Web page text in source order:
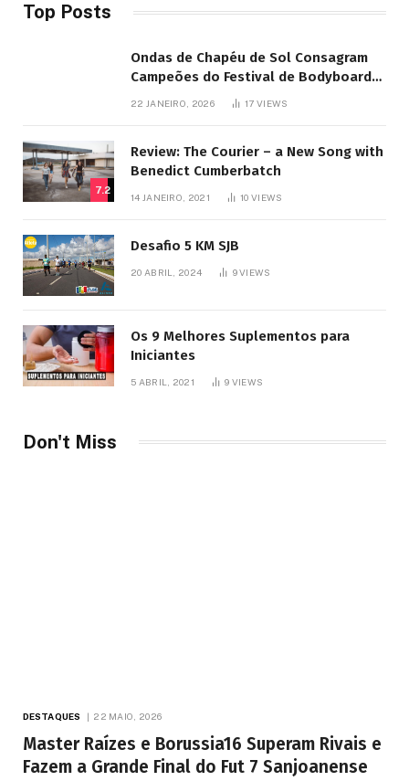
Top Posts
Ondas de Chapéu de Sol Consagram
Campeões do Festival de Bodyboard
22 JANEIRO, 2026 17VIEWS
7.2
Review: The Courier – a New Song with
Benedict Cumberbatch
14 JANEIRO, 2021 10VIEWS
Desafio 5 KM SJB
20 ABRIL, 2024 9VIEWS
Os 9 Melhores Suplementos para
Iniciantes
5 ABRIL, 2021 9 VIEWS
Don't Miss
DESTAQUES 22 MAIO, 2026
Master Raízes e Borussia16 Superam Rivais e
Fazem a Grande Final do Fut 7 Sanjoanense